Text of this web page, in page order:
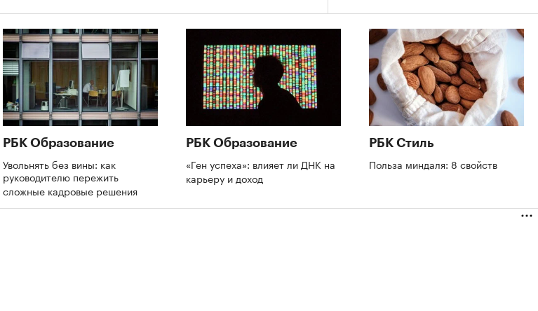
РБК Образование
Увольнять без вины: как
руководителю пережить
сложные кадровые решения
РБК Образование
«Ген успеха»: влияет ли ДНК на
карьеру и доход
РБК Стиль
Польза миндаля: 8 свойств